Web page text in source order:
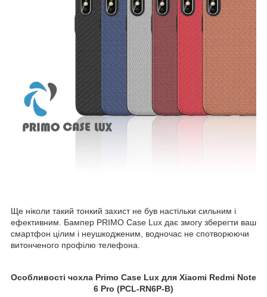
Ще ніколи такий тонкий захист не був настільки сильним і
ефективним. Бампер PRIMO Case Lux дає змогу зберегти ваш
смартфон цілим і неушкодженим, водночас не спотворюючи
витонченого профілю телефона.
Особливості чохла Primo Case Lux для Xiaomi Redmi Note
6 Pro (PCL-RN6P-B)